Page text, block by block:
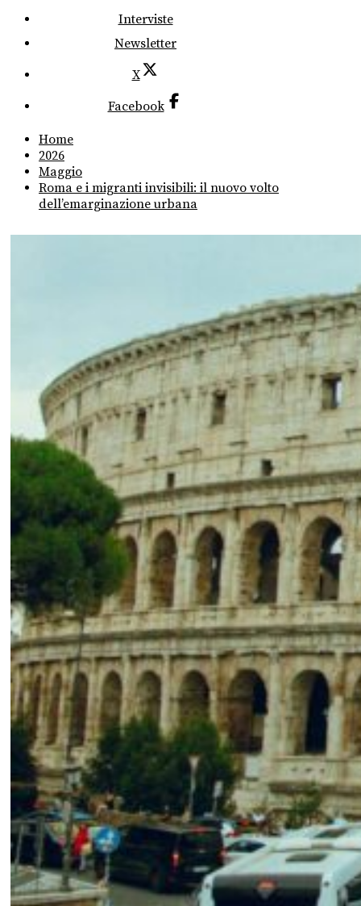
Interviste
Newsletter
X
Facebook
Home
2026
Maggio
Roma e i migranti invisibili: il nuovo volto
dell’emarginazione urbana